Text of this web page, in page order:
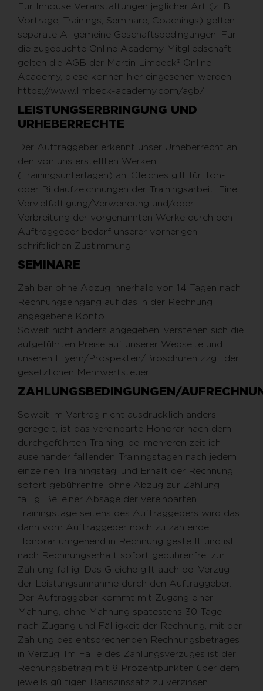
Für Inhouse Veranstaltungen jeglicher Art (z. B.
Vorträge, Trainings, Seminare, Coachings) gelten
separate Allgemeine Geschäftsbedingungen. Für
die zugebuchte Online Academy Mitgliedschaft
gelten die AGB der Martin Limbeck® Online
Academy, diese können hier eingesehen werden
https://www.limbeck-academy.com/agb/.
LEISTUNGSERBRINGUNG UND
URHEBERRECHTE
Der Auftraggeber erkennt unser Urheberrecht an
den von uns erstellten Werken
(Trainingsunterlagen) an. Gleiches gilt für Ton-
oder Bildaufzeichnungen der Trainingsarbeit. Eine
Vervielfältigung/Verwendung und/oder
Verbreitung der vorgenannten Werke durch den
Auftraggeber bedarf unserer vorherigen
schriftlichen Zustimmung.
SEMINARE
Zahlbar ohne Abzug innerhalb von 14 Tagen nach
Rechnungseingang auf das in der Rechnung
angegebene Konto.
Soweit nicht anders angegeben, verstehen sich die
aufgeführten Preise auf unserer Webseite und
unseren Flyern/Prospekten/Broschüren zzgl. der
gesetzlichen Mehrwertsteuer.
ZAHLUNGSBEDINGUNGEN/
Soweit im Vertrag nicht ausdrücklich anders
geregelt, ist das vereinbarte Honorar nach dem
durchgeführten Training, bei mehreren zeitlich
auseinander fallenden Trainingstagen nach jedem
einzelnen Trainingstag, und Erhalt der Rechnung
sofort gebührenfrei ohne Abzug zur Zahlung
fällig. Bei einer Absage der vereinbarten
Trainingstage seitens des Auftraggebers wird das
dann vom Auftraggeber noch zu zahlende
Honorar umgehend in Rechnung gestellt und ist
nach Rechnungserhalt sofort gebührenfrei zur
Zahlung fällig. Das Gleiche gilt auch bei Verzug
der Leistungsannahme durch den Auftraggeber.
Der Auftraggeber kommt mit Zugang einer
Mahnung, ohne Mahnung spätestens 30 Tage
nach Zugang und Fälligkeit der Rechnung, mit der
Zahlung des entsprechenden Rechnungsbetrages
in Verzug. Im Falle des Zahlungsverzuges ist der
Rechungsbetrag mit 8 Prozentpunkten über dem
jeweils gültigen Basiszinssatz zu verzinsen.